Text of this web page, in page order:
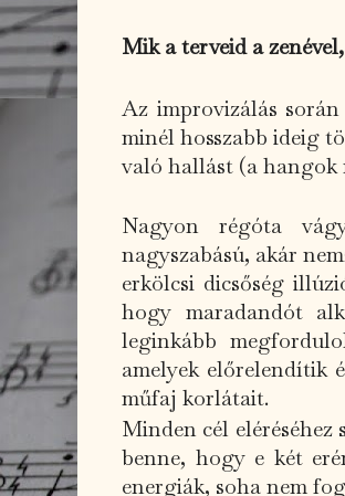
Mik a terveid a
Az improvizálás
minél hosszabb ideig
való hallást (a
Nagyon régóta
nagyszabású, akár
erkölcsi dicsőség
hogy maradandót
leginkább
amelyek előrelendítik
műfaj korlátait.
Minden cél
benne, hogy e két
energiák, soha nem